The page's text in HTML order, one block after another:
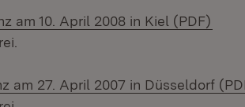
am 10. April 2008 in Kiel (PDF)
am 27. April 2007 in Düsseldorf